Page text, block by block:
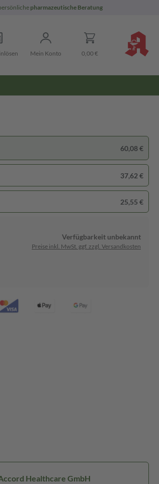
pharmazeutische Beratung
Mein Konto 0,00 €
60,08 €
37,62 €
25,55 €
Verfügbarkeit unbekannt
Preise inkl. MwSt. ggf. zzgl. Versandkosten
Healthcare GmbH